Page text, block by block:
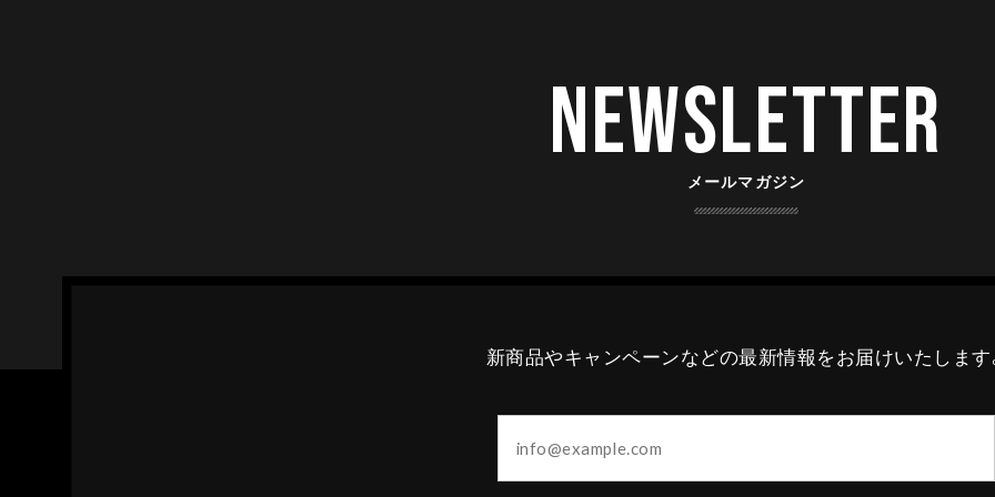
Newsletter
メールマガジン
新商品やキャンペーンなどの最新情報をお届けいたします